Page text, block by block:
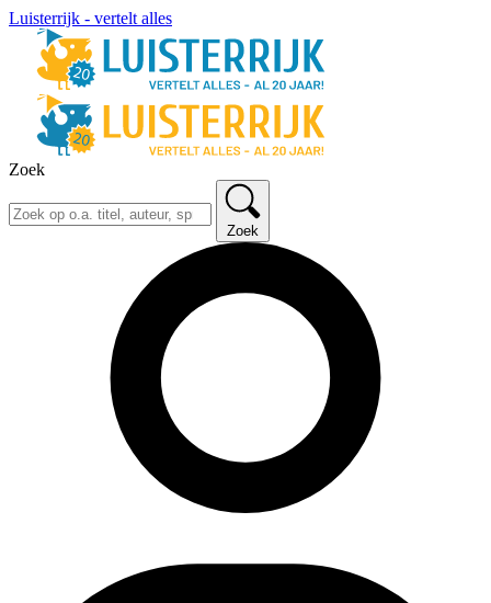
Luisterrijk - vertelt alles
Zoek
Zoek